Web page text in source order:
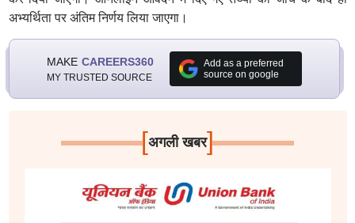
अभ्यर्थिता पर अंतिम निर्णय लिया जाएगा।
MAKE CAREERS360
MY TRUSTED SOURCE
Add as a preferred
source on google
[अगली खबर]